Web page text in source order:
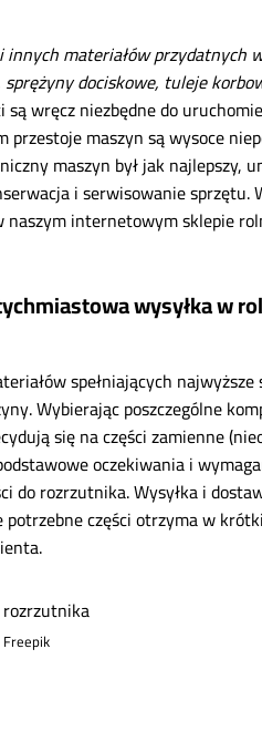
materiałów przydatnych
dociskowe, tuleje
są wręcz niezbędne do
maszyn są wysoce
maszyn był jak najlepszy,
i serwisowanie sprzętu.
internetowym sklepie
wysyłka w
spełniających
Wybierając poszczególne
się na części zamienne
oczekiwania i
do rozrzutnika. Wysyłka i
części otrzyma w